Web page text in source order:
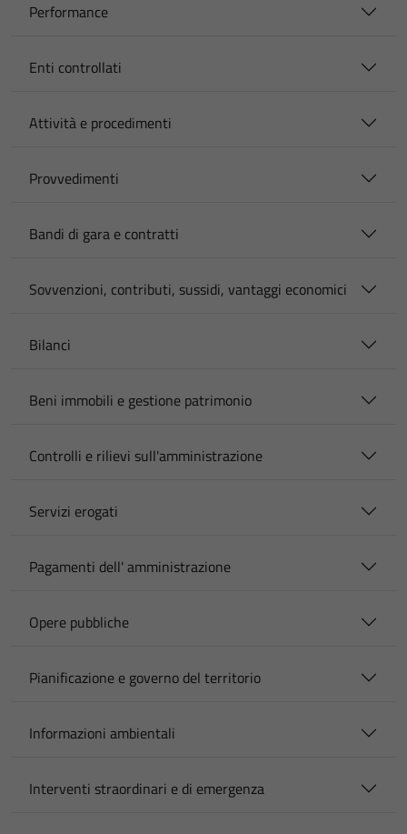
Performance
Enti controllati
Attività e procedimenti
Provvedimenti
Bandi di gara e contratti
Sovvenzioni, contributi, sussidi, vantaggi economici
Bilanci
Beni immobili e gestione patrimonio
Controlli e rilievi sull'amministrazione
Servizi erogati
Pagamenti dell' amministrazione
Opere pubbliche
Pianificazione e governo del territorio
Informazioni ambientali
Interventi straordinari e di emergenza